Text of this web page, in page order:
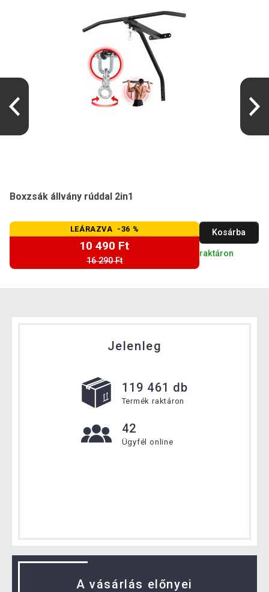
Boxzsák állvány rúddal 2in1
LEÁRAZVA -36 %
10 490 Ft
16 290 Ft
Kosárba
raktáron
Jelenleg
119 461 db
Termék raktáron
42
Ügyfél online
A vásárlás előnyei